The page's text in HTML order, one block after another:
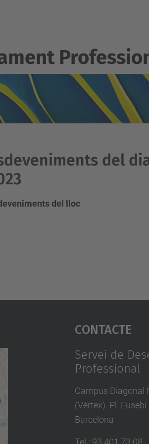
del
del lloc
Contacte
Servei de
Professional
Campus Diagonal
(Vèrtex). Pl.
Barcelona
Tel. : 93 401 73 08